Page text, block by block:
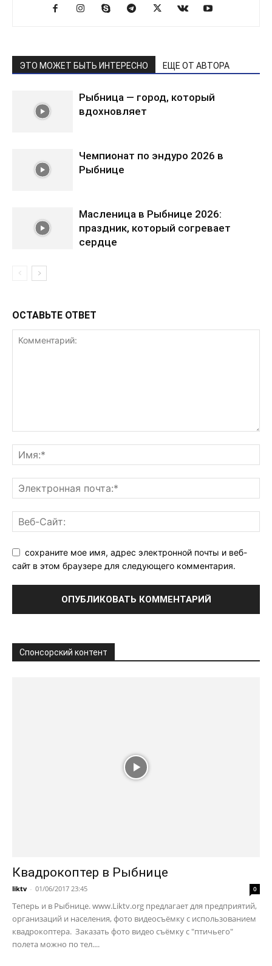
ЭТО МОЖЕТ БЫТЬ ИНТЕРЕСНО ЕЩЕ ОТ АВТОРА
Рыбница — город, который
вдохновляет
Чемпионат по эндуро 2026 в
Рыбнице
Масленица в Рыбнице 2026:
праздник, который согревает
сердце
ОСТАВЬТЕ ОТВЕТ
сохраните мое имя, адрес электронной почты и веб-
сайт в этом браузере для следующего комментария.
Спонсорский контент
Квадрокоптер в Рыбнице
liktv - 01/06/2017 23:45 0
Теперь и в Рыбнице. www.Liktv.org предлагает для предприятий,
организаций и населения, фото видеосъёмку с использованием
квадрокоптера. Заказать фото видео съёмку с "птичьего"
полета можно по тел....